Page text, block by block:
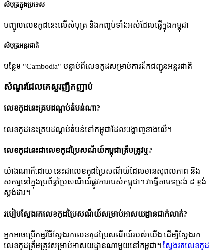
សំបុត្រក្នុងប្រទេស
បញ្ចូលលេខកូដនេះលើសំបុត្រ និងកញ្ចប់ទាំងអស់ដែលផ្ញើក្នុងកម្ពុជា
សំបុត្រអន្តរជាតិ
បន្ថែម "Cambodia" បន្ទាប់ពីលេខកូដសម្រាប់ការដឹកជញ្ជូនអន្តរជាតិ
សំណួរដែលគេសួរញឹកញាប់
លេខកូដនេះគ្របដណ្តប់តំបន់ណា?
លេខកូដនេះគ្របដណ្តប់តំបន់នៅកម្ពុជាដែលបង្ហាញខាងលើ។
លេខកូដនេះជាលេខកូដប្រៃសណីយ៍កម្ពុជាត្រឹមត្រូវឬ?
យ៉ាងណាក៏ដោយ នេះជាលេខកូដប្រៃសណីយ៍ដែលមានសុពលភាព និង
សកម្មនៅក្នុងប្រព័ន្ធប្រៃសណីយ៍ផ្លូវការរបស់កម្ពុជា។ វាធ្វើតាមទម្រង់ ៨ ខ្ទង់
ស្តង់ដារ។
របៀបស្វែងរកលេខកូដប្រៃសណីយ៍សម្រាប់អាសយដ្ឋានជាក់លាក់?
អ្នកអាចប្រើកម្មវិធីស្វែងរកលេខកូដប្រៃសណីយ៍របស់យើង ដើម្បីស្វែងរក
លេខកូដត្រឹមត្រូវសម្រាប់អាសយដ្ឋានណាមួយនៅកម្ពុជា។ ស្វែងរកលេខកូដ